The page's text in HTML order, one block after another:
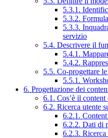
5.3.1.
5.3.2.
5.3.3.
servizio
5.4. Descrivere il
5.4.1.
5.4.2.
5.5. Co-progettare
5.5.1.
6. Progettazione dei
6.1. Cos’è il content
6.2. Ricerca utente
6.2.1.
6.2.2. Dati di
6.2.3.